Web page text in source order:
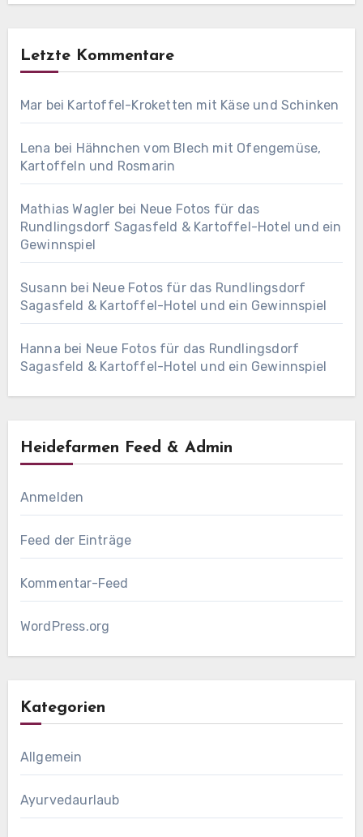
Letzte Kommentare
Mar bei Kartoffel-Kroketten mit Käse und Schinken
Lena bei Hähnchen vom Blech mit Ofengemüse,
Kartoffeln und Rosmarin
Mathias Wagler bei Neue Fotos für das
Rundlingsdorf Sagasfeld & Kartoffel-Hotel und ein
Gewinnspiel
Susann bei Neue Fotos für das Rundlingsdorf
Sagasfeld & Kartoffel-Hotel und ein Gewinnspiel
Hanna bei Neue Fotos für das Rundlingsdorf
Sagasfeld & Kartoffel-Hotel und ein Gewinnspiel
Heidefarmen Feed & Admin
Anmelden
Feed der Einträge
Kommentar-Feed
WordPress.org
Kategorien
Allgemein
Ayurvedaurlaub